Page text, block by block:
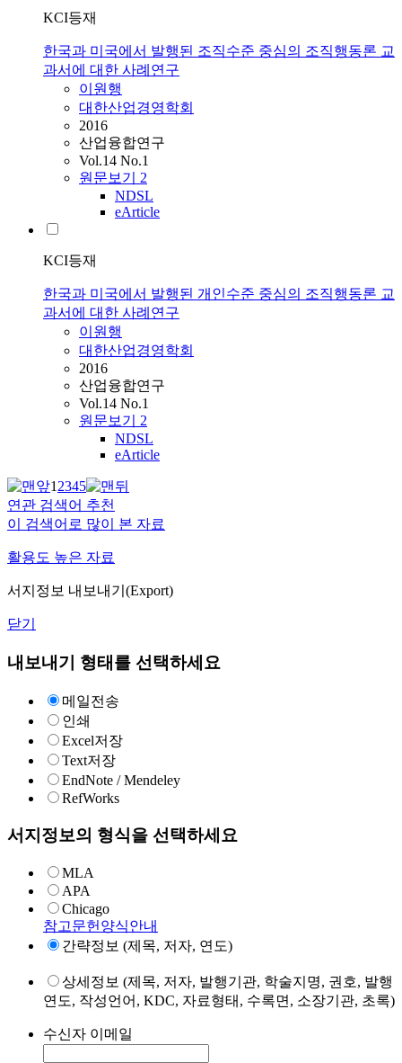
KCI등재
한국과 미국에서 발행된 조직수준 중심의 조직행동론 교
과서에 대한 사례연구
이원행
대한산업경영학회
2016
산업융합연구
Vol.14 No.1
원문보기 2
NDSL
eArticle
KCI등재
한국과 미국에서 발행된 개인수준 중심의 조직행동론 교
과서에 대한 사례연구
이원행
대한산업경영학회
2016
산업융합연구
Vol.14 No.1
원문보기 2
NDSL
eArticle
12345
연관 검색어 추천
이 검색어로 많이 본 자료
활용도 높은 자료
서지정보 내보내기(Export)
닫기
내보내기 형태를 선택하세요
메일전송
인쇄
Excel저장
Text저장
EndNote / Mendeley
RefWorks
서지정보의 형식을 선택하세요
MLA
APA
Chicago
참고문헌양식안내
간략정보 (제목, 저자, 연도)
상세정보 (제목, 저자, 발행기관, 학술지명, 권호, 발행
연도, 작성언어, KDC, 자료형태, 수록면, 소장기관, 초록)
수신자 이메일